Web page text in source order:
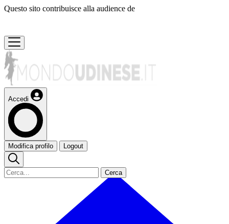
Questo sito contribuisce alla audience de
Accedi
Modifica profilo Logout
Cerca